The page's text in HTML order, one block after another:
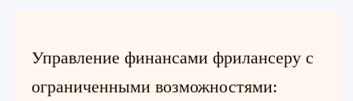
Управление финансами фрилансеру с
ограниченными возможностями: